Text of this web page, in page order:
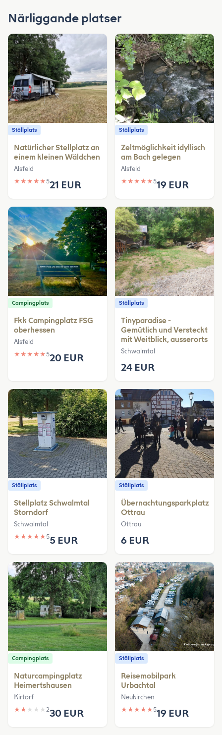
Närliggande platser
Ställplats
Natürlicher Stellplatz an
einem kleinen Wäldchen
Alsfeld
★ ★ ★ ★ ★521 EUR
Ställplats
Zeltmöglichkeit idyllisch
am Bach gelegen
Alsfeld
★ ★ ★ ★ ★519 EUR
Campingplats
Fkk Campingplatz FSG
oberhessen
Alsfeld
★ ★ ★ ★ ★520 EUR
Ställplats
Tinyparadise -
Gemütlich und Versteckt
mit Weitblick, ausserorts
Schwalmtal
24 EUR
Ställplats
Stellplatz Schwalmtal
Storndorf
Schwalmtal
★ ★ ★ ★ ★55 EUR
Ställplats
Übernachtungsparkplatz
Ottrau
Ottrau
6 EUR
Campingplats
Naturcampingplatz
Heimertshausen
Kirtorf
★ ★ ★ ★ ★ 230 EUR
Ställplats
Reisemobilpark
Urbachtal
Neukirchen
★ ★ ★ ★ ★519 EUR